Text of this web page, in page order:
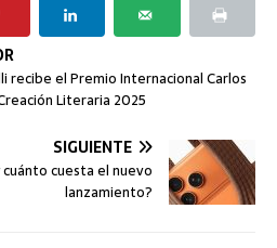
recibe el Premio Internacional Carlos
Literaria 2025
SIGUIENTE
cuesta el nuevo
lanzamiento?